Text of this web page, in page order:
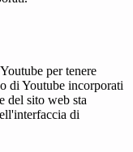
per tenere
di Youtube incorporati
del sito web sta
di